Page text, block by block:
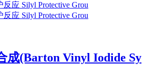
应 Silyl Protective Grou
应 Silyl Protective Grou
成(Barton Vinyl Iodide Sy